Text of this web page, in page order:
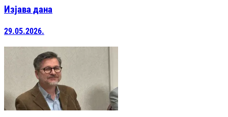
Изјава дана
29.05.2026.